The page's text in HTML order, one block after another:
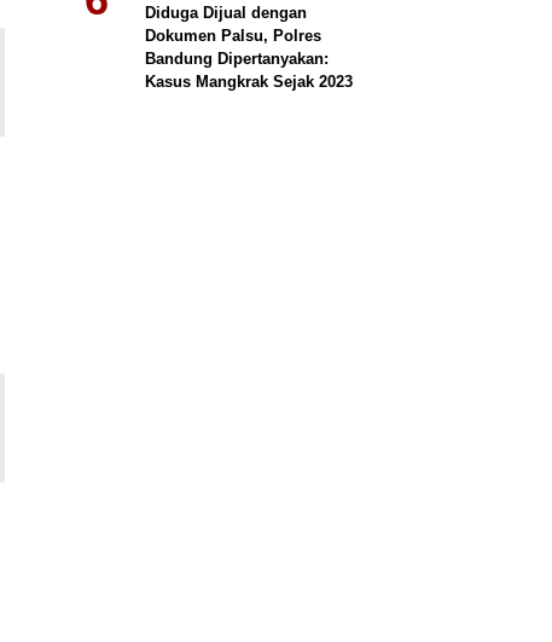
Diduga Dijual dengan
Dokumen Palsu, Polres
Bandung Dipertanyakan:
Kasus Mangkrak Sejak 2023